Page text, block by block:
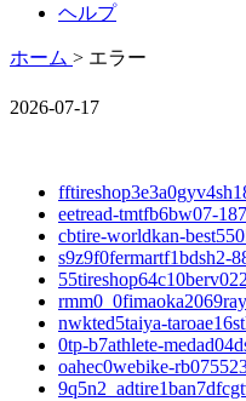
ヘルプ
ホーム > エラー
2026-07-17
eetread-tmtfb6bw07-
cbtire-worldkan-
s9z9f0fermartf1bdsh2-
nwkted5taiya-
0tp-b7athlete-
oahec0webike-